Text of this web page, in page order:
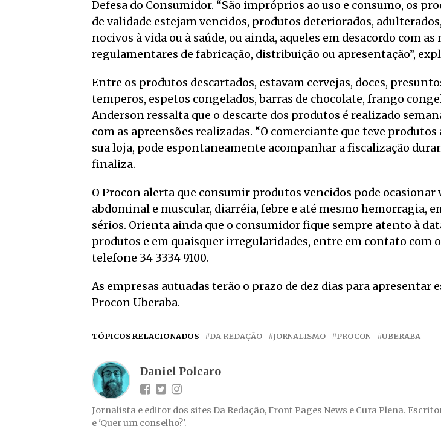
Defesa do Consumidor. “São impróprios ao uso e consumo, os
de validade estejam vencidos, produtos deteriorados,
nocivos à vida ou à saúde, ou ainda, aqueles em desacordo com as
regulamentares de fabricação, distribuição ou apresentação”,
Entre os produtos descartados, estavam cervejas, doces,
temperos, espetos congelados, barras de chocolate, frango
Anderson ressalta que o descarte dos produtos é realizado
com as apreensões realizadas. “O comerciante que teve
sua loja, pode espontaneamente acompanhar a fiscalização
finaliza.
O Procon alerta que consumir produtos vencidos pode ocasionar
abdominal e muscular, diarréia, febre e até mesmo hemorragia,
sérios. Orienta ainda que o consumidor fique sempre atento à
produtos e em quaisquer irregularidades, entre em contato com
telefone 34 3334 9100.
As empresas autuadas terão o prazo de dez dias para apresentar
Procon Uberaba.
TÓPICOS RELACIONADOS DA REDAÇÃO JORNALISMO PROCON UBERABA
Daniel Polcaro
Jornalista e editor dos sites Da Redação, Front Pages News e Cura Plena.
e 'Quer um conselho?'.